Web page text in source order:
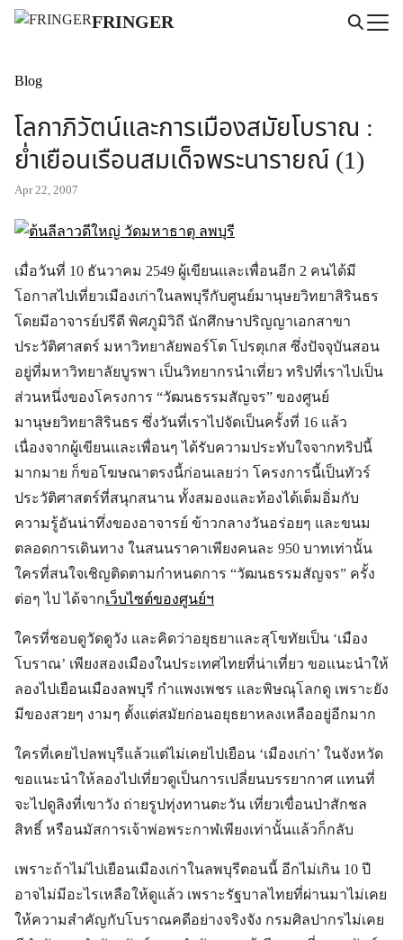
Skip
FRINGER
for:
Blog
โลกาภิวัตน์และการเมืองสมัยโบราณ :
ย่ำเยือนเรือนสมเด็จพระนารายณ์ (1)
Apr 22, 2007
เมื่อวันที่ 10 ธันวาคม 2549 ผู้เขียนและเพื่อนอีก 2 คนได้มี
โอกาสไปเที่ยวเมืองเก่าในลพบุรีกับศูนย์มานุษยวิทยาสิรินธร
โดยมีอาจารย์ปรีดี พิศภูมิวิถี นักศึกษาปริญญาเอกสาขา
ประวัติศาสตร์ มหาวิทยาลัยพอร์โต โปรตุเกส ซึ่งปัจจุบันสอน
อยู่ที่มหาวิทยาลัยบูรพา เป็นวิทยากรนำเที่ยว ทริปที่เราไปเป็น
ส่วนหนึ่งของโครงการ “วัฒนธรรมสัญจร” ของศูนย์
มานุษยวิทยาสิรินธร ซึ่งวันที่เราไปจัดเป็นครั้งที่ 16 แล้ว
เนื่องจากผู้เขียนและเพื่อนๆ ได้รับความประทับใจจากทริปนี้
มากมาย ก็ขอโฆษณาตรงนี้ก่อนเลยว่า โครงการนี้เป็นทัวร์
ประวัติศาสตร์ที่สนุกสนาน ทั้งสมองและท้องได้เต็มอิ่มกับ
ความรู้อันน่าทึ่งของอาจารย์ ข้าวกลางวันอร่อยๆ และขนม
ตลอดการเดินทาง ในสนนราคาเพียงคนละ 950 บาทเท่านั้น
ใครที่สนใจเชิญติดตามกำหนดการ “วัฒนธรรมสัญจร” ครั้ง
ต่อๆ ไป ได้จากเว็บไซต์ของศูนย์ฯ
ใครที่ชอบดูวัดดูวัง และคิดว่าอยุธยาและสุโขทัยเป็น ‘เมือง
โบราณ’ เพียงสองเมืองในประเทศไทยที่น่าเที่ยว ขอแนะนำให้
ลองไปเยือนเมืองลพบุรี กำแพงเพชร และพิษณุโลกดู เพราะยัง
มีของสวยๆ งามๆ ตั้งแต่สมัยก่อนอยุธยาหลงเหลืออยู่อีกมาก
ใครที่เคยไปลพบุรีแล้วแต่ไม่เคยไปเยือน ‘เมืองเก่า’ ในจังหวัด
ขอแนะนำให้ลองไปเที่ยวดูเป็นการเปลี่ยนบรรยากาศ แทนที่
จะไปดูลิงที่เขาวัง ถ่ายรูปทุ่งทานตะวัน เที่ยวเขื่อนป่าสักชล
สิทธิ์ หรือนมัสการเจ้าพ่อพระกาฬเพียงเท่านั้นแล้วก็กลับ
เพราะถ้าไม่ไปเยือนเมืองเก่าในลพบุรีตอนนี้ อีกไม่เกิน 10 ปี
อาจไม่มีอะไรเหลือให้ดูแล้ว เพราะรัฐบาลไทยที่ผ่านมาไม่เคย
ให้ความสำคัญกับโบราณคดีอย่างจริงจัง กรมศิลปากรไม่เคย